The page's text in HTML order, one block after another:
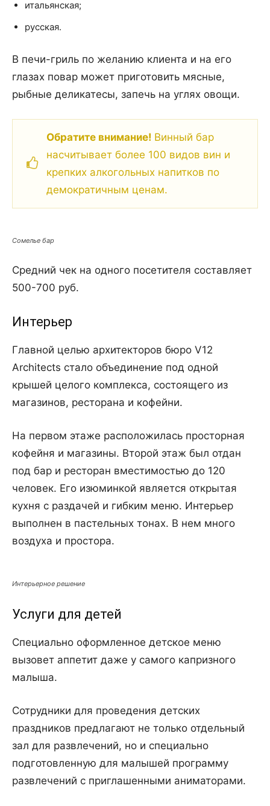
итальянская;
русская.
В печи-гриль по желанию клиента и на его
глазах повар может приготовить мясные,
рыбные деликатесы, запечь на углях овощи.
Обратите внимание! Винный бар
насчитывает более 100 видов вин и
крепких алкогольных напитков по
демократичным ценам.
Сомелье бар
Средний чек на одного посетителя составляет
500-700 руб.
Интерьер
Главной целью архитекторов бюро V12
Architects стало объединение под одной
крышей целого комплекса, состоящего из
магазинов, ресторана и кофейни.
На первом этаже расположилась просторная
кофейня и магазины. Второй этаж был отдан
под бар и ресторан вместимостью до 120
человек. Его изюминкой является открытая
кухня с раздачей и гибким меню. Интерьер
выполнен в пастельных тонах. В нем много
воздуха и простора.
Интерьерное решение
Услуги для детей
Специально оформленное детское меню
вызовет аппетит даже у самого капризного
малыша.
Сотрудники для проведения детских
праздников предлагают не только отдельный
зал для развлечений, но и специально
подготовленную для малышей программу
развлечений с приглашенными аниматорами.